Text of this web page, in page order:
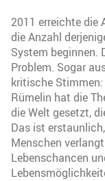
2011 erreichte die
die Anzahl
System beginnen.
Problem. Sogar
kritische
Rümelin hat die
die Welt gesetzt,
Das ist
Menschen
Lebenschancen